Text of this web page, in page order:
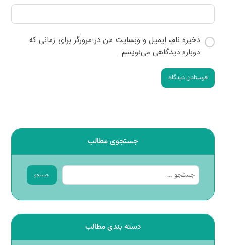
ذخیره نام، ایمیل و وبسایت من در مرورگر برای زمانی که
دوباره دیدگاهی می‌نویسم.
فرستادن دیدگاه
جستجوی مطالب
جستجو
دسته بندی مطالب